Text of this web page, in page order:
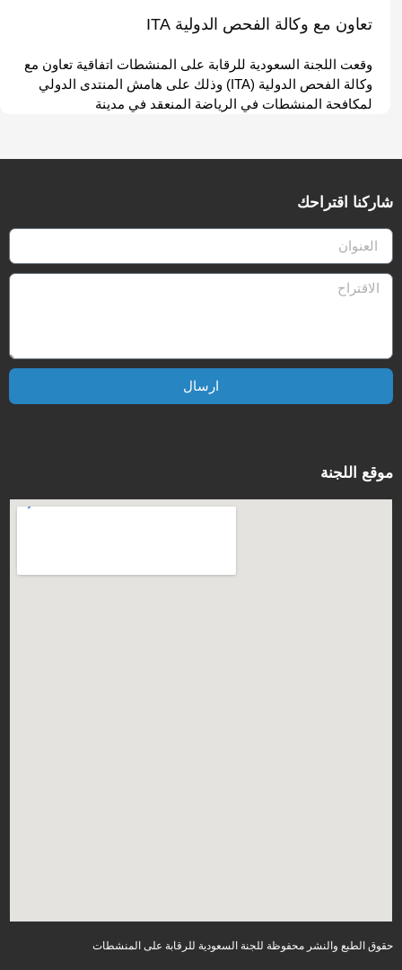
تعاون مع وكالة الفحص الدولية ITA
وقعت اللجنة السعودية للرقابة على المنشطات اتفاقية تعاون مع
وكالة الفحص الدولية (ITA) وذلك على هامش المنتدى الدولي
لمكافحة المنشطات في الرياضة المنعقد في مدينة
شاركنا اقتراحك
ارسال
موقع اللجنة
حقوق الطبع والنشر محفوظة للجنة السعودية للرقابة على المنشطات